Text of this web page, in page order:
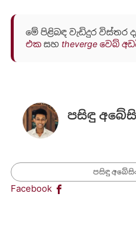
මේ පිළිබඳ වැඩිදුර විස්තර
එක සහ theverge වෙබ්
පසිඳු
පසිඳු
Facebook